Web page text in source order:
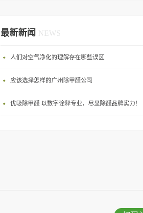
最新新闻 NEWS
人们对空气净化的理解存在哪些误区
应该选择怎样的广州除甲醛公司
优吸除甲醛 以数字诠释专业，尽显除醛品牌实力！